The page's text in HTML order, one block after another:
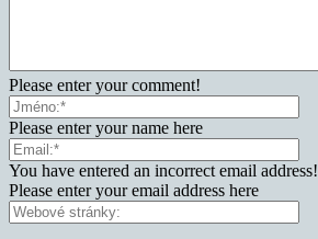
Please enter your comment!
Please enter your name here
You have entered an incorrect email address!
Please enter your email address here